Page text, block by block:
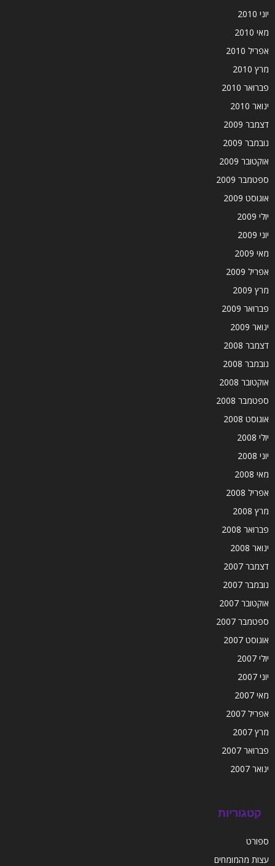
יוני 2010
מאי 2010
אפריל 2010
מרץ 2010
פברואר 2010
ינואר 2010
דצמבר 2009
נובמבר 2009
אוקטובר 2009
ספטמבר 2009
אוגוסט 2009
יולי 2009
יוני 2009
מאי 2009
אפריל 2009
מרץ 2009
פברואר 2009
ינואר 2009
דצמבר 2008
נובמבר 2008
אוקטובר 2008
ספטמבר 2008
אוגוסט 2008
יולי 2008
יוני 2008
מאי 2008
אפריל 2008
מרץ 2008
פברואר 2008
ינואר 2008
דצמבר 2007
נובמבר 2007
אוקטובר 2007
ספטמבר 2007
אוגוסט 2007
יולי 2007
יוני 2007
מאי 2007
אפריל 2007
מרץ 2007
פברואר 2007
ינואר 2007
קטגוריות
ספורט
עצות מהמומחים